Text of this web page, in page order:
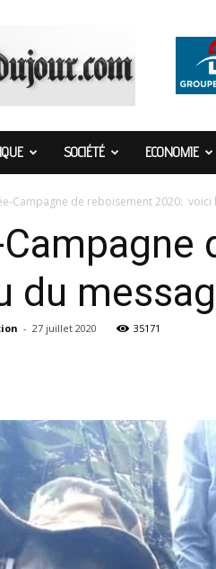
SOCIÉTÉ ECONOMIE
Campagne de reboisement 2020:
du
- 27 juillet 2020 35171